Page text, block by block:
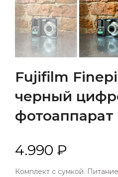
Fujifilm
черный
фотоаппарат
4.990 ₽
Комплект с сумкой.